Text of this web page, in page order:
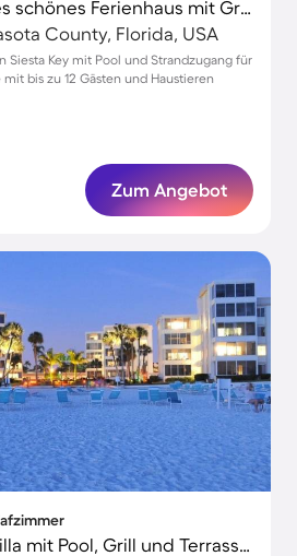
Voll ausgestattetes schönes Ferienhaus mit Grill und Pool | Nah am Strand | Haustierfreundlich
County, Florida, USA
Siesta Key mit Pool und Strandzugang für
bis zu 12 Gästen und Haustieren
Zum Angebot
Wunderschöne Villa mit Pool, Grill und Terrasse | Neben dem Strand